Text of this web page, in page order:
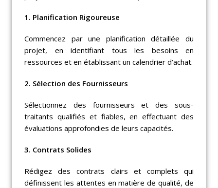
1. Planification Rigoureuse
Commencez par une planification détaillée du
projet, en identifiant tous les besoins en
ressources et en établissant un calendrier d’achat.
2. Sélection des Fournisseurs
Sélectionnez des fournisseurs et des sous-
traitants qualifiés et fiables, en effectuant des
évaluations approfondies de leurs capacités.
3. Contrats Solides
Rédigez des contrats clairs et complets qui
définissent les attentes en matière de qualité, de